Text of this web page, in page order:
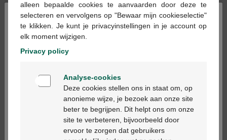
10,71 €
Commander
+ Ajouter au panier
Quantité max. = 12
×
Bienvenue
Ga verder in het nederlands
Continuez en français
alleen bepaalde cookies te aanvaarden door deze te
selecteren en vervolgens op "Bewaar mijn cookieselectie"
te klikken. Je kunt je privacyinstellingen in je account op
elk moment wijzigen.
Privacy policy
Analyse-cookies
Deze cookies stellen ons in staat om, op
anonieme wijze, je bezoek aan onze site
beter te begrijpen. Dit helpt ons om onze
site te verbeteren, bijvoorbeeld door
ervoor te zorgen dat gebruikers